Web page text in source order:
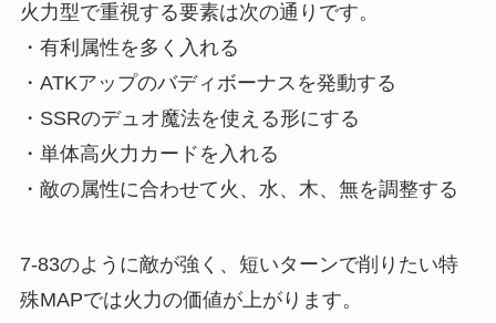
火力型で重視する要素は次の通りです。
・有利属性を多く入れる
・ATKアップのバディボーナスを発動する
・SSRのデュオ魔法を使える形にする
・単体高火力カードを入れる
・敵の属性に合わせて火、水、木、無を調整する
7-83のように敵が強く、短いターンで削りたい特
殊MAPでは火力の価値が上がります。